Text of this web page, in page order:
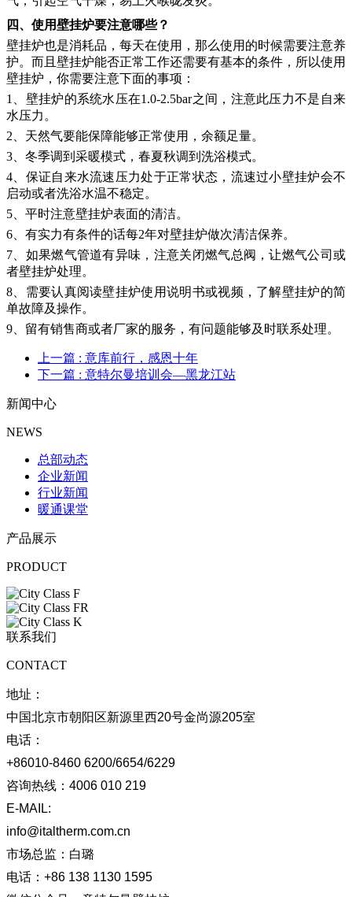
四、使用壁挂炉要注意哪些？
壁挂炉也是消耗品，每天在使用，那么使用的时候需要注意养
护。而且壁挂炉能否正常工作还需要有基本的条件，所以使用
壁挂炉，你需要注意下面的事项：
1、壁挂炉的系统水压在1.0-2.5bar之间，注意此压力不是自来
水压力。
2、天然气要能保障能够正常使用，余额足量。
3、冬季调到采暖模式，春夏秋调到洗浴模式。
4、保证自来水流速压力处于正常状态，流速过小壁挂炉会不
启动或者洗浴水温不稳定。
5、平时注意壁挂炉表面的清洁。
6、有实力有条件的话每2年对壁挂炉做次清洁保养。
7、如果燃气管道有异味，注意关闭燃气总阀，让燃气公司或
者壁挂炉处理。
8、需要认真阅读壁挂炉使用说明书或视频，了解壁挂炉的简
单故障及操作。
9、留有销售商或者厂家的服务，有问题能够及时联系处理。
上一篇 : 意库前行，感恩十年
下一篇 : 意特尔曼培训会—黑龙江站
新闻中心
NEWS
总部动态
企业新闻
行业新闻
暖通课堂
产品展示
PRODUCT
联系我们
CONTACT
地址：
中国北京市朝阳区新源里西20号金尚源205室
电话：
+86010-8460 6200/6654/6229
咨询热线： 4006 010 219
E-MAIL:
info@italtherm.com.cn
市场总监： 白璐
电话： +86 138 1130 1595